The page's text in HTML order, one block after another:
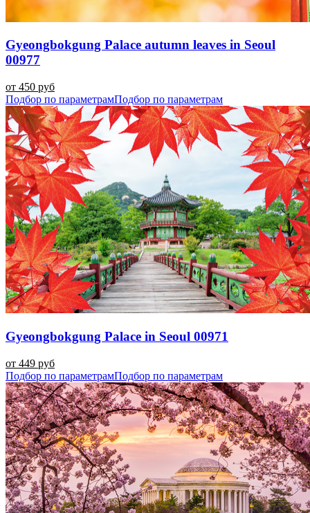
Gyeongbokgung Palace autumn leaves in Seoul
00977
от 450 руб
Подбор по параметрамПодбор по параметрам
Gyeongbokgung Palace in Seoul 00971
от 449 руб
Подбор по параметрамПодбор по параметрам